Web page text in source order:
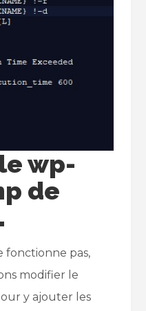
wp-
de
fonctionne pas,
modifier le
y ajouter les